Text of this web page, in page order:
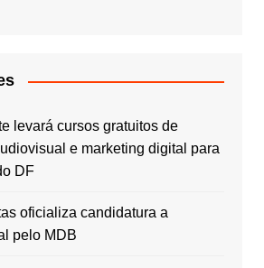
levará cursos gratuitos de
e marketing digital para
DF
oficializa candidatura a
pelo MDB